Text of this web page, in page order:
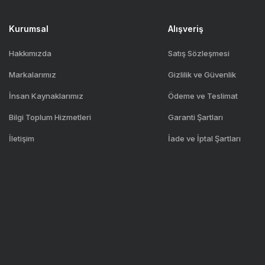
Kurumsal
Hakkımızda
Markalarımız
İnsan Kaynaklarımız
Bilgi Toplum Hizmetleri
İletişim
Alışveriş
Satış Sözleşmesi
Gizlilik ve Güvenlik
Ödeme ve Teslimat
Garanti Şartları
İade ve İptal Şartları